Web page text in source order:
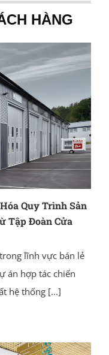
HÀNG
Quy Trình Sản
Tập Đoàn Cửa
lĩnh vực bán lẻ
án hợp tác chiến
hệ thống[...]